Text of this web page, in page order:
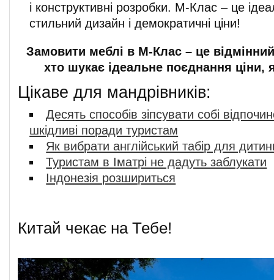
і конструктивні розробки. М-Клас – це
стильний дизайн і демократичні ціни!
Замовити меблі в М-Клас – це
хто шукає ідеальне поєднання ціни,
Цікаве для мандрівників:
Десять способів зіпсувати собі
шкідливі поради туристам
Як вибрати англійський табір для
Туристам в Іматрі не дадуть заблукати
Індонезія розшириться
Китай чекає на Тебе!